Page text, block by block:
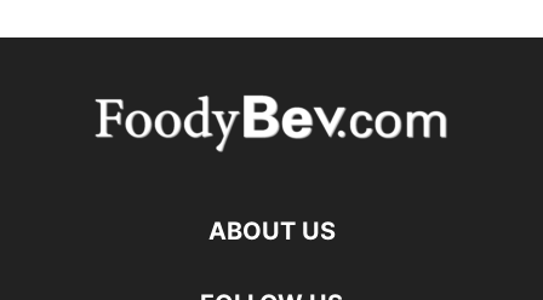
ABOUT US